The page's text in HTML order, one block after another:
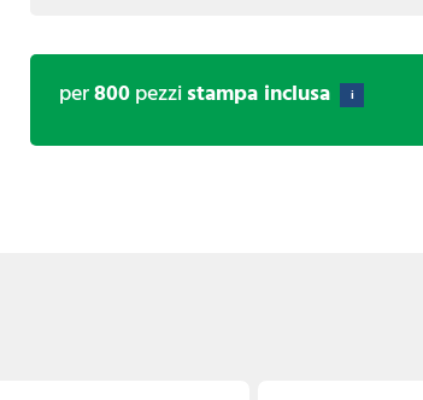
per800pezzistampa inclusa i